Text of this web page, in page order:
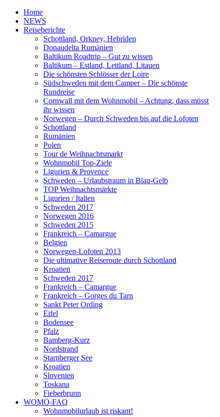
Home
NEWS
Reiseberichte
Schottland, Orkney, Hebriden
Donaudelta Rumänien
Baltikum Roadtrip – Gut zu wissen
Baltikum – Estland, Lettland, Litauen
Die schönsten Schlösser der Loire
Südschweden mit dem Camper – Die schönste
Rundreise
Cornwall mit dem Wohnmobil – Achtung, dass müsst
ihr wissen
Norwegen – Durch Schweden bis auf die Lofoten
Schottland
Rumänien
Polen
Tour de Weihnachtsmarkt
Wohnmobil Top-Ziele
Ligurien & Provence
Schweden – Urlaubstraum in Blau-Gelb
TOP Weihnachtsmärkte
Ligurien / Italien
Schweden 2017
Norwegen 2016
Schweden 2015
Frankreich – Camargue
Belgien
Norwegen-Lofoten 2013
Die ultimative Reiseroute durch Schottland
Kroatien
Schweden 2017
Frankreich – Camargue
Frankreich – Gorges du Tarn
Sankt Peter Ording
Eifel
Bodensee
Pfalz
Bamberg-Kurz
Nordstrand
Starnberger See
Kroatien
Slovenien
Toskana
Fieberbrunn
WOMO-FAQ
Wohnmobilurlaub ist riskant!